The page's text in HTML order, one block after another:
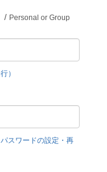
/ Personal or Group
）
スワードの設定・再